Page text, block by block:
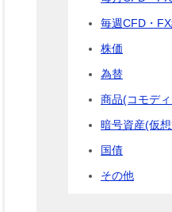
毎週CFD・
株価
為替
商品(コモデ
暗号資産(仮
国債
その他